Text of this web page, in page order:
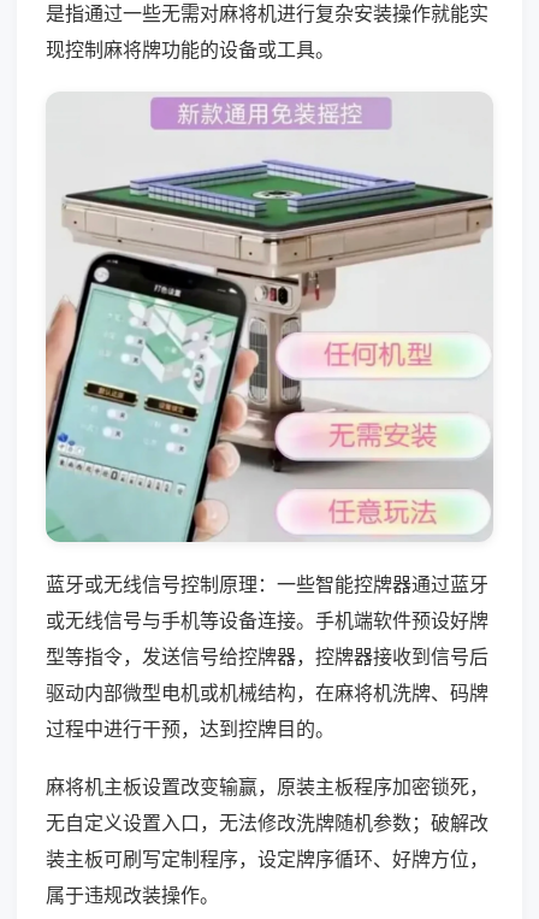
是指通过一些无需对麻将机进行复杂安装操作就能实
现控制麻将牌功能的设备或工具。
蓝牙或无线信号控制原理：一些智能控牌器通过蓝牙
或无线信号与手机等设备连接。手机端软件预设好牌
型等指令，发送信号给控牌器，控牌器接收到信号后
驱动内部微型电机或机械结构，在麻将机洗牌、码牌
过程中进行干预，达到控牌目的。
麻将机主板设置改变输赢，原装主板程序加密锁死，
无自定义设置入口，无法修改洗牌随机参数；破解改
装主板可刷写定制程序，设定牌序循环、好牌方位，
属于违规改装操作。